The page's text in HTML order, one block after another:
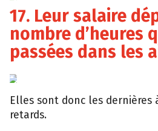
17. Leur salaire
nombre d’heures
passées dans les
YouTube
Elles sont donc les dernières
retards.